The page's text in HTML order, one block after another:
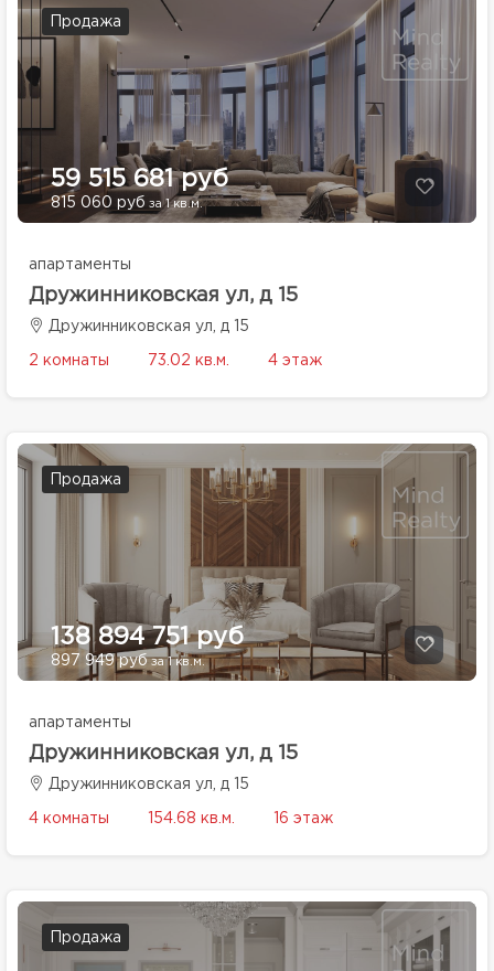
Продажа
59 515 681 руб
815 060 руб за 1 кв.м.
апартаменты
Дружинниковская ул, д 15
Дружинниковская ул, д 15
2 комнаты 73.02 кв.м. 4 этаж
Продажа
138 894 751 руб
897 949 рубза 1 кв.м.
апартаменты
Дружинниковская ул, д 15
Дружинниковская ул, д 15
4 комнаты 154.68 кв.м. 16 этаж
Продажа